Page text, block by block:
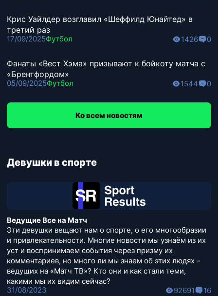
Крис Уайлдер возглавил «Шеффилд Юнайтед» в
третий раз
17/09/2025Футбол 1426 0
Фанаты «Вест Хэма» призывают к бойкоту матча с
«Брентфордом»
05/09/2025Футбол 1544 0
Ко всем новостям
Девушки в спорте
Ведущие Все на Матч
Эти девушки вещают нам о спорте, о его многообразии
и привлекательности. Многие новости мы узнаём из их
уст и воспринимаем события через призму их
комментариев, но много ли мы знаем об этих людях –
ведущих на «Матч ТВ»? Кто они и как стали теми,
какими мы их видим сейчас?
31/08/2023
92691 16